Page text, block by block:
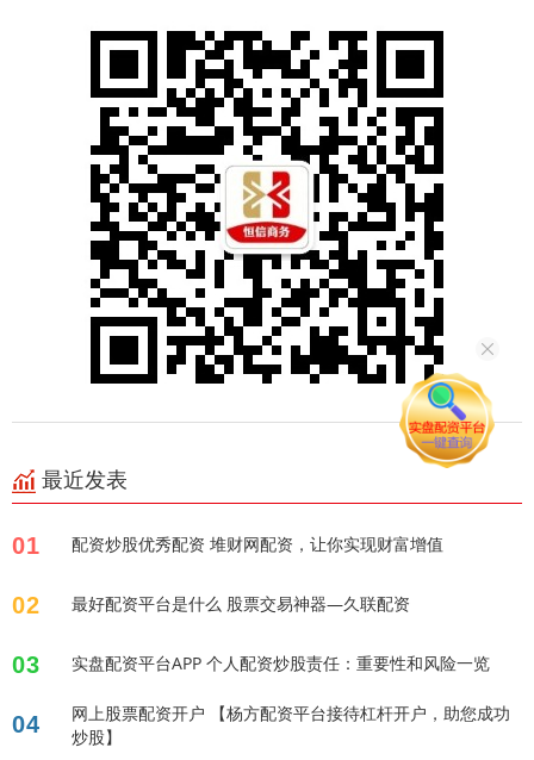
最近发表
01 配资炒股优秀配资 堆财网配资，让你实现财富增值
02 最好配资平台是什么 股票交易神器—久联配资
03 实盘配资平台APP 个人配资炒股责任：重要性和风险一览
04
网上股票配资开户 【杨方配资平台接待杠杆开户，助您成功
炒股】